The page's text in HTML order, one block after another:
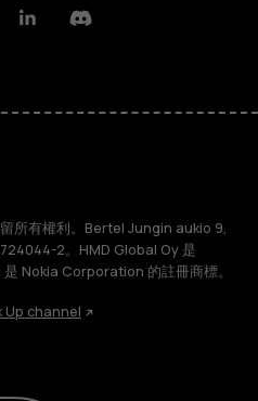
LinkedinDiscord
所有權利。Bertel Jungin aukio 9,
2。HMD Global Oy 是
Nokia Corporation 的註冊商標。
Up channel